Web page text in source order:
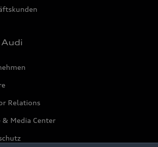
Audi
Relations
& Media Center